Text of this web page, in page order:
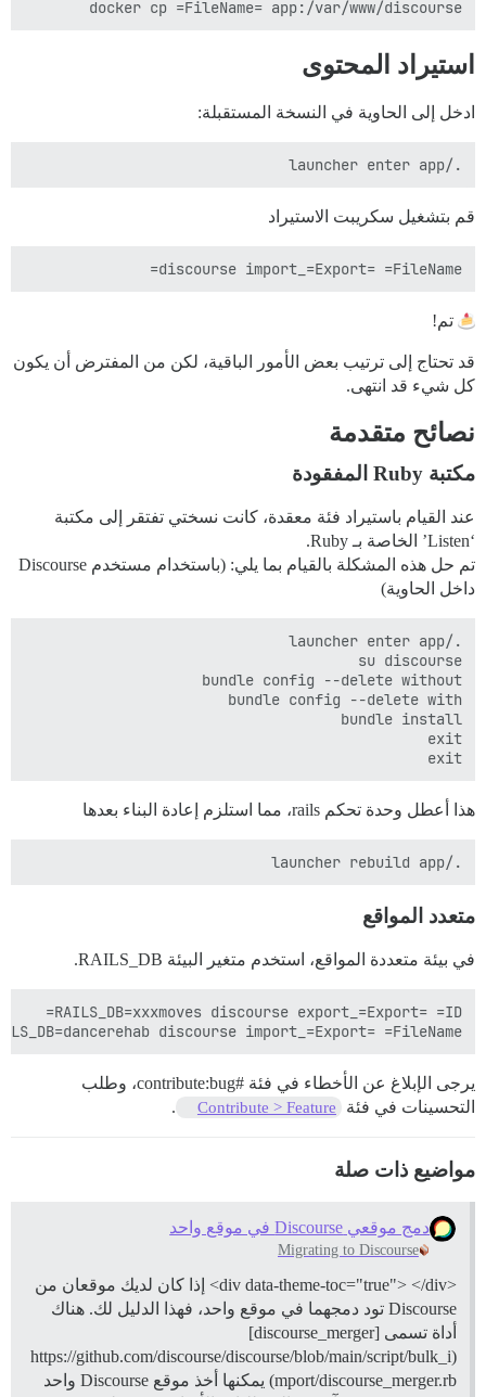
docker cp =FileName= app:/var/www/discourse
استيراد المحتوى
ادخل إلى الحاوية في النسخة المستقبلة:
./launcher enter app
قم بتشغيل سكريبت الاستيراد
discourse import_=Export= =FileName=
تم!
قد تحتاج إلى ترتيب بعض الأمور الباقية، لكن من المفترض أن يكون
كل شيء قد انتهى.
نصائح متقدمة
مكتبة Ruby المفقودة
عند القيام باستيراد فئة معقدة، كانت نسختي تفتقر إلى مكتبة
‘Listen’ الخاصة بـ Ruby.
تم حل هذه المشكلة بالقيام بما يلي: (باستخدام مستخدم Discourse
داخل الحاوية)
exit
هذا أعطل وحدة تحكم rails، مما استلزم إعادة البناء بعدها
./launcher rebuild app
متعدد المواقع
في بيئة متعددة المواقع، استخدم متغير البيئة RAILS_DB.
discourse import_=Export= =FileName=
يرجى الإبلاغ عن الأخطاء في فئة #contribute:bug،
وطلب
التحسينات في فئة
Contribute > Feature
.
مواضيع ذات صلة
دمج موقعي Discourse في موقع واحد
Migrating to Discourse
<div data-theme-toc="true"> </div> إذا كان لديك موقعان من
Discourse تود دمجهما في موقع واحد، فهذا الدليل لك. هناك
أداة تسمى [discourse_merger]
(https://github.com/discourse/discourse/blob/main/script/bulk_i
mport/discourse_merger.rb) يمكنها أخذ موقع Discourse واحد